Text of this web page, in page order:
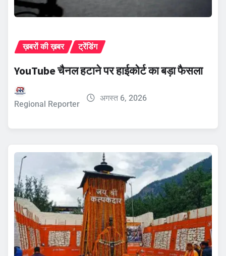
ख़बरों की ख़बर ट्रेंडिंग
YouTube चैनल हटाने पर हाईकोर्ट का बड़ा फैसला
Regional Reporter
अगस्त 6, 2026